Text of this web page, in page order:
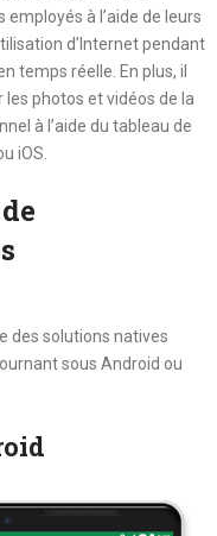
à l’aide de leurs
d’Internet pendant
temps réelle. En plus, il
photos et vidéos de la
à l’aide du tableau de
iOS.
des solutions natives
sous Android ou